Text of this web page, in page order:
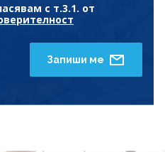
с т.3.1. от
Запиши ме